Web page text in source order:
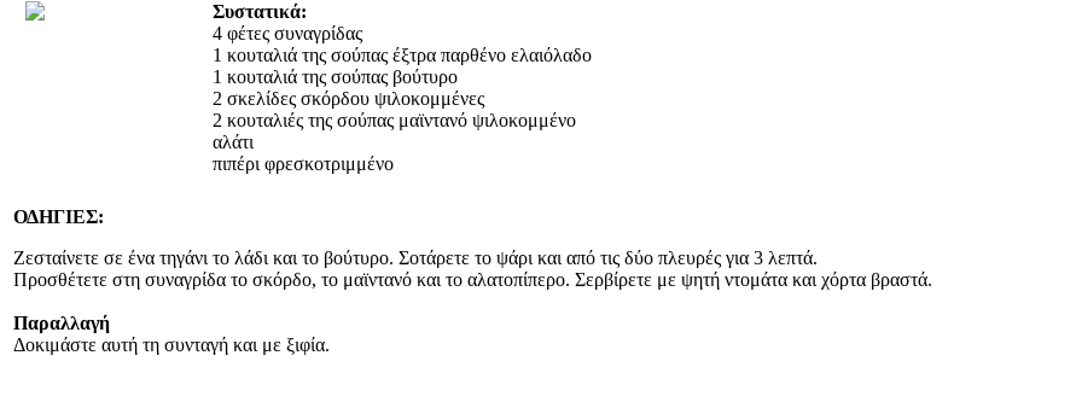
Συστατικά:
4 φέτες συναγρίδας
1 κουταλιά της σούπας έξτρα παρθένο ελαιόλαδο
1 κουταλιά της σούπας βούτυρο
2 σκελίδες σκόρδου ψιλοκομμένες
2 κουταλιές της σούπας μαϊντανό ψιλοκομμένο
αλάτι
πιπέρι φρεσκοτριμμένο
ΟΔΗΓΙΕΣ:
Ζεσταίνετε σε ένα τηγάνι το λάδι και το βούτυρο. Σοτάρετε το ψάρι και από τις δύο πλευρές για 3 λεπτά.
Προσθέτετε στη συναγρίδα το σκόρδο, το μαϊντανό και το αλατοπίπερο. Σερβίρετε με ψητή ντομάτα και χόρτα βραστά.
Παραλλαγή
Δοκιμάστε αυτή τη συνταγή και με ξιφία.